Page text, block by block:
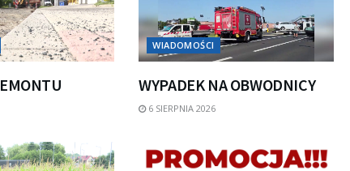
WIADOMOŚCI
WYPADEK NA OBWODNICY
6 SIERPNIA 2026